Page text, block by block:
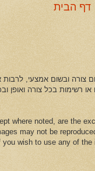
דף הבית
צורה ובשום אמצעי, לרבות
רשימות בכל צורה ואופן
where noted, are the
may not be
wish to use any of